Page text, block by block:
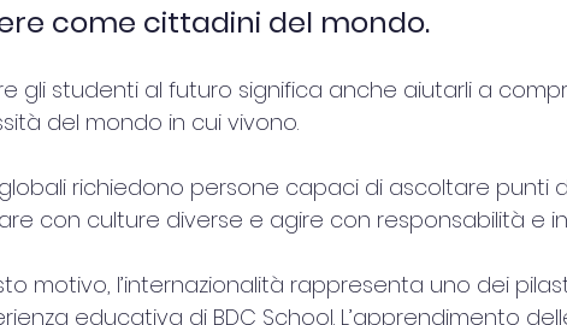
come cittadini del mondo.
gli studenti al futuro significa anche aiutarli a
del mondo in cui vivono.
richiedono persone capaci di ascoltare punti
con culture diverse e agire con responsabilità e
motivo, l’internazionalità rappresenta uno dei
educativa di BDC School. L’apprendimento